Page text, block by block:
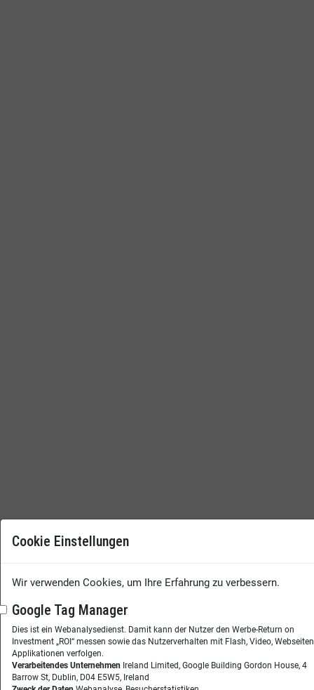
Cookie Einstellungen
Wir verwenden Cookies, um Ihre Erfahrung zu verbessern.
Google Tag Manager
Dies ist ein Webanalysedienst. Damit kann der Nutzer den Werbe-Return on
Investment „ROI“ messen sowie das Nutzerverhalten mit Flash, Video,
Applikationen verfolgen.
Verarbeitendes Unternehmen Ireland Limited, Google Building Gordon House, 4
Barrow St, Dublin, D04 E5W5, Ireland